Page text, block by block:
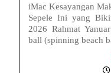
iMac Kesayangan
Sepele Ini yang
2026 Rahmat
ball (spinning beach